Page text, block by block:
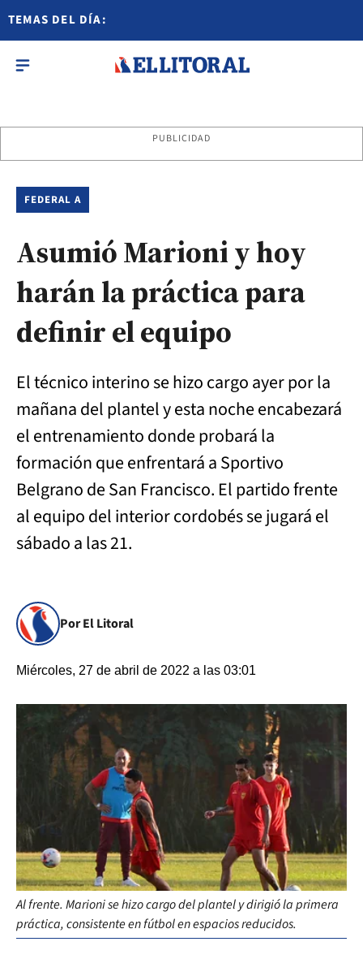
TEMAS DEL DÍA:
PUBLICIDAD
FEDERAL A
Asumió Marioni y hoy
harán la práctica para
definir el equipo
El técnico interino se hizo cargo ayer por la
mañana del plantel y esta noche encabezará
el entrenamiento donde probará la
formación que enfrentará a Sportivo
Belgrano de San Francisco. El partido frente
al equipo del interior cordobés se jugará el
sábado a las 21.
Por El Litoral
Miércoles, 27 de abril de 2022 a las 03:01
Al frente. Marioni se hizo cargo del plantel y dirigió la primera
práctica, consistente en fútbol en espacios reducidos.